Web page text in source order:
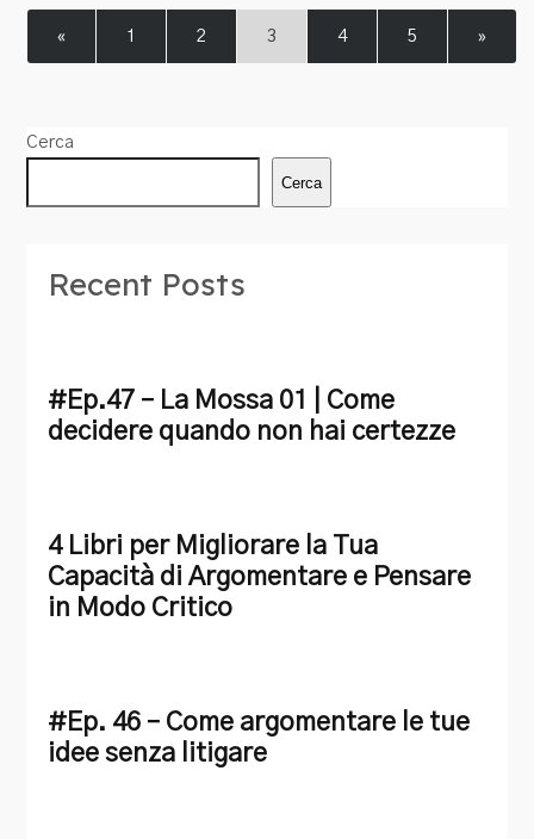
« 1 2 3 4 5 »
Cerca
Cerca
Recent Posts
#Ep.47 – La Mossa 01 | Come
decidere quando non hai certezze
4 Libri per Migliorare la Tua
Capacità di Argomentare e Pensare
in Modo Critico
#Ep. 46 – Come argomentare le tue
idee senza litigare